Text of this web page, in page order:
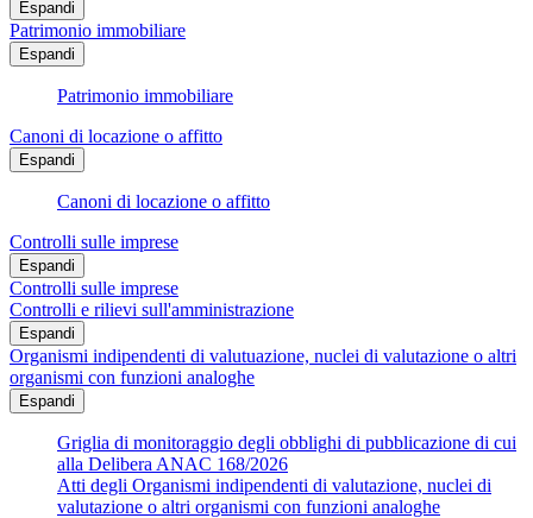
Espandi
Patrimonio immobiliare
Espandi
Patrimonio immobiliare
Canoni di locazione o affitto
Espandi
Canoni di locazione o affitto
Controlli sulle imprese
Espandi
Controlli sulle imprese
Controlli e rilievi sull'amministrazione
Espandi
Organismi indipendenti di valutuazione, nuclei di valutazione o altri
organismi con funzioni analoghe
Espandi
Griglia di monitoraggio degli obblighi di pubblicazione di cui
alla Delibera ANAC 168/2026
Atti degli Organismi indipendenti di valutazione, nuclei di
valutazione o altri organismi con funzioni analoghe